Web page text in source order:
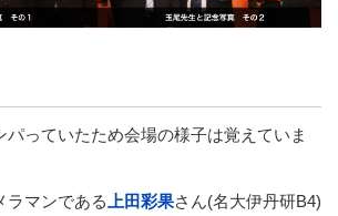
パっていたため会場の様子は覚えていま
ラマンである 上田彩果さん(名大伊丹研B4)